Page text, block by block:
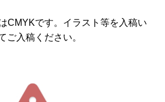
CMYKです。イラスト等を入稿い
ご入稿ください。